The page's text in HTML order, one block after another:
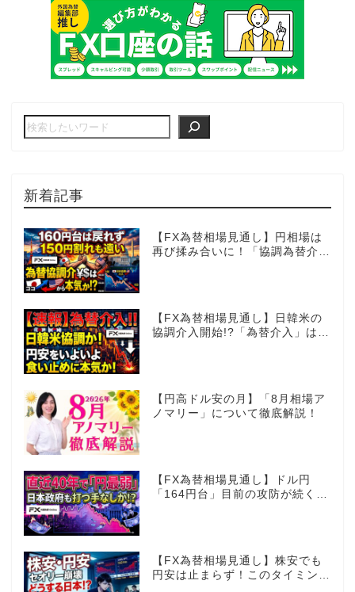
新着記事
【FX為替相場見通し】円相場は
再び揉み合いに！「協調為替介
【FX為替相場見通し】日韓米の
協調介入開始!?「為替介入」はコ
【円高ドル安の月】「8月相場ア
ノマリー」について徹底解説！
【FX為替相場見通し】ドル円
「164円台」目前の攻防が続く！
【FX為替相場見通し】株安でも
円安は止まらず！このタイミング